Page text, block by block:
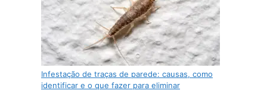
Infestação de traças de parede: causas, como
identificar e o que fazer para eliminar